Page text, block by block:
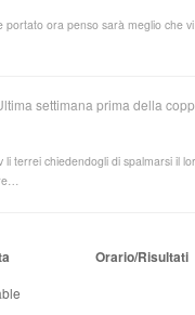
portato ora penso sarà meglio che
settimana prima della
li terrei chiedendogli di spalmarsi il
Orario/Risultati